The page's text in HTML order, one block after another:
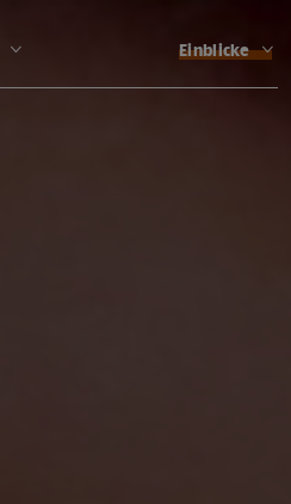
G Einblicke G